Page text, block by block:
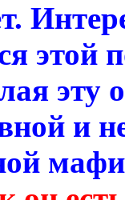
этой
эту
и